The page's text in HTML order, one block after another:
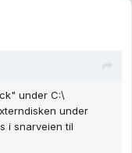
under C:\
under
i snarveien til